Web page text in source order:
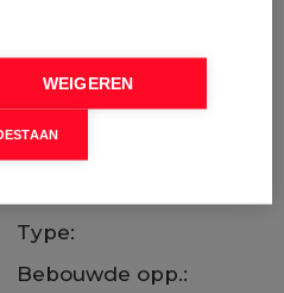
Referentie:
Type:
Bebouwde opp.:
WEIGEREN